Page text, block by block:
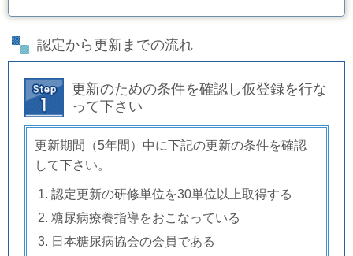
認定から更新までの流れ
更新のための条件を確認し仮登録を行な
って下さい
更新期間（5年間）中に下記の更新の条件を確認
して下さい。
認定更新の研修単位を30単位以上取得する
糖尿病療養指導をおこなっている
日本糖尿病協会の会員である